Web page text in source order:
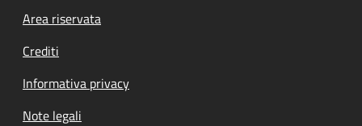
Footer menu
Area riservata
Crediti
Informativa privacy
Note legali